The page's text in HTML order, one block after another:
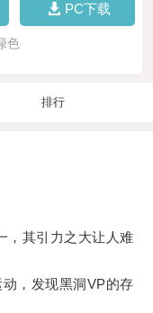
PC下载
色
排行
其引力之大让人难
，发现黑洞VP的存